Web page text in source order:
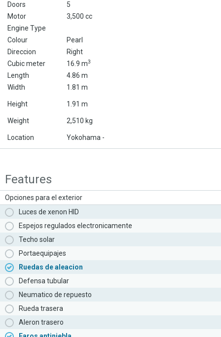
Doors
5
Motor
3,500 cc
Engine Type
Colour
Pearl
Direccion
Right
Cubic meter
16.9 m3
Length
4.86 m
Width
1.81 m
Height 1.91 m
Weight 2,510 kg
Location Yokohama -
Features
Opciones para el exterior
Luces de xenon HID
Espejos regulados electronicamente
Techo solar
Portaequipajes
Ruedas de aleacion
Defensa tubular
Neumatico de repuesto
Rueda trasera
Aleron trasero